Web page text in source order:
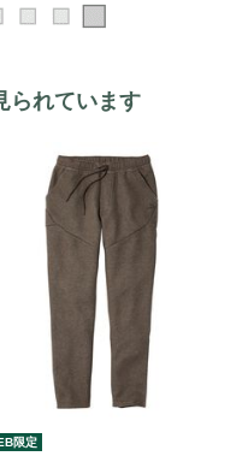
られています
限定